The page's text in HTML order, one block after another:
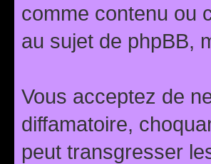
comme contenu ou
au sujet de phpBB,
Vous acceptez de
diffamatoire,
peut transgresser